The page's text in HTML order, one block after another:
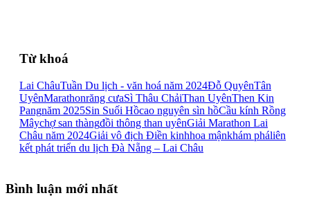
Từ khoá
Lai ChâuTuần Du lịch - văn hoá năm 2024Đỗ QuyênTân
UyênMarathonrăng cưaSì Thâu ChảiThan UyênThen Kin
Pangnăm 2025Sin Suối Hồcao nguyên sìn hồCầu kính Rồng
Mâychợ san thàngđồi thông than uyênGiải Marathon Lai
Châu năm 2024Giải vô địch Điền kinhhoa mậnkhám pháliên
kết phát triển du lịch Đà Nẵng – Lai Châu
Bình luận mới nhất